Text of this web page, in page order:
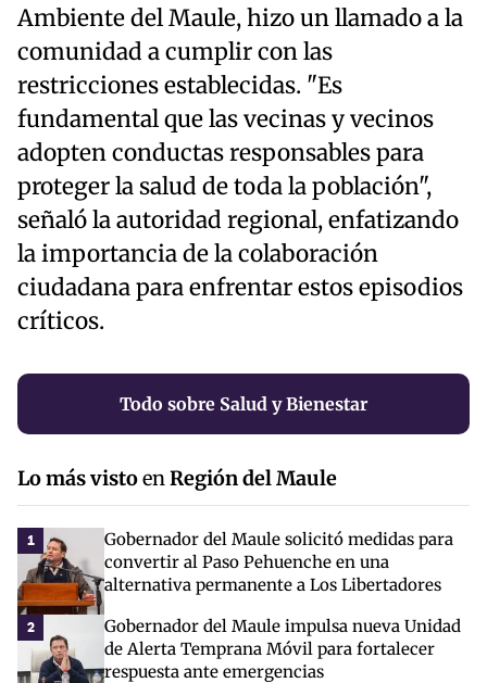
Ambiente del Maule, hizo un llamado a la
comunidad a cumplir con las
restricciones establecidas. "Es
fundamental que las vecinas y vecinos
adopten conductas responsables para
proteger la salud de toda la población",
señaló la autoridad regional, enfatizando
la importancia de la colaboración
ciudadana para enfrentar estos episodios
críticos.
Todo sobre Salud y Bienestar
Lo más vistoenRegión del Maule
1
Gobernador del Maule solicitó medidas para
convertir al Paso Pehuenche en una
alternativa permanente a Los Libertadores
2
Gobernador del Maule impulsa nueva Unidad
de Alerta Temprana Móvil para fortalecer
respuesta ante emergencias